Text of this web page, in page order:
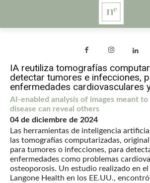
IA reutiliza tomografías
detectar tumores e infecciones,
enfermedades cardiovasculares
AI-enabled analysis of images meant to
disease can reveal others
04 de diciembre de 2024
Las herramientas de inteligencia
las tomografías computarizadas,
para tumores o infecciones, para
enfermedades como problemas
osteoporosis. Un estudio realizado en
Langone Health en los EE.UU.,